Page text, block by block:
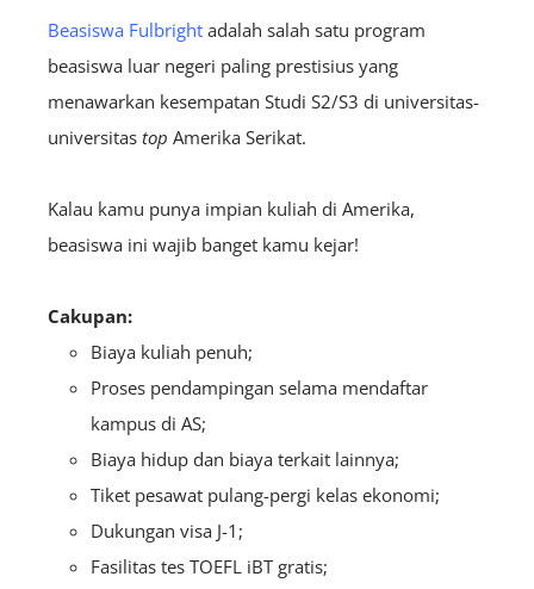
Beasiswa Fulbright adalah salah satu program
beasiswa luar negeri paling prestisius yang
menawarkan kesempatan Studi S2/S3 di universitas-
universitas top Amerika Serikat.
Kalau kamu punya impian kuliah di Amerika,
beasiswa ini wajib banget kamu kejar!
Cakupan:
Biaya kuliah penuh;
Proses pendampingan selama mendaftar
kampus di AS;
Biaya hidup dan biaya terkait lainnya;
Tiket pesawat pulang-pergi kelas ekonomi;
Dukungan visa J-1;
Fasilitas tes TOEFL iBT gratis;